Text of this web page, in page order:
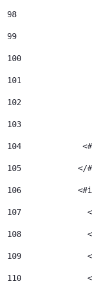
98
99
100
101
102
103
104
105
</
106
107
108
109
110